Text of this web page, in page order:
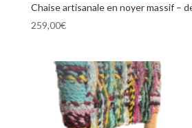
Chaise artisanale en noyer massif –
259,00€